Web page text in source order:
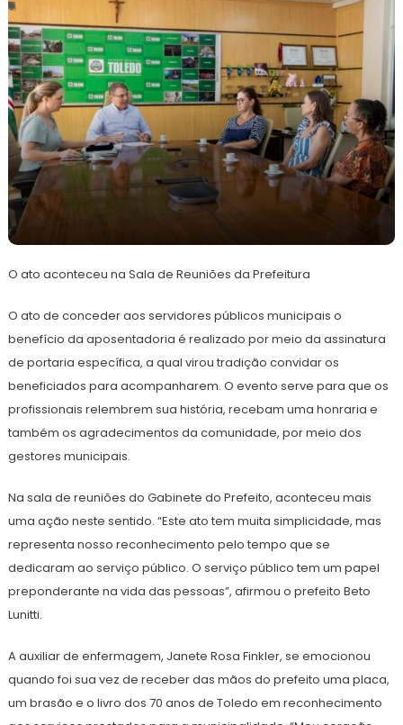
junho
2024
O ato aconteceu na Sala de Reuniões da Prefeitura
O ato de conceder aos servidores públicos municipais o
benefício da aposentadoria é realizado por meio da assinatura
de portaria específica, a qual virou tradição convidar os
beneficiados para acompanharem. O evento serve para que os
profissionais relembrem sua história, recebam uma honraria e
também os agradecimentos da comunidade, por meio dos
gestores municipais.
Na sala de reuniões do Gabinete do Prefeito, aconteceu mais
uma ação neste sentido. “Este ato tem muita simplicidade, mas
representa nosso reconhecimento pelo tempo que se
dedicaram ao serviço público. O serviço público tem um papel
preponderante na vida das pessoas”, afirmou o prefeito Beto
Lunitti.
A auxiliar de enfermagem, Janete Rosa Finkler, se emocionou
quando foi sua vez de receber das mãos do prefeito uma placa,
um brasão e o livro dos 70 anos de Toledo em reconhecimento